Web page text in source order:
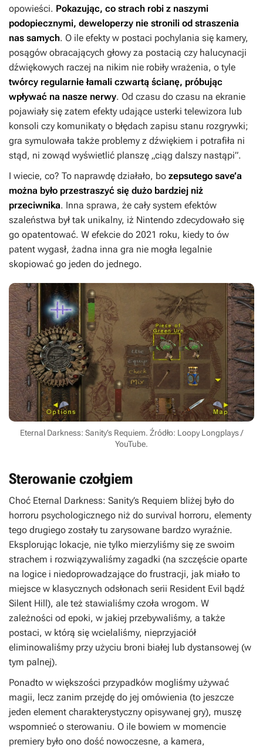
opowieści. Pokazując, co strach robi z naszymi
podopiecznymi, deweloperzy nie stronili od straszenia
nas samych. O ile efekty w postaci pochylania się kamery,
posągów obracających głowy za postacią czy halucynacji
dźwiękowych raczej na nikim nie robiły wrażenia, o tyle
twórcy regularnie łamali czwartą ścianę, próbując
wpływać na nasze nerwy. Od czasu do czasu na ekranie
pojawiały się zatem efekty udające usterki telewizora lub
konsoli czy komunikaty o błędach zapisu stanu rozgrywki;
gra symulowała także problemy z dźwiękiem i potrafiła ni
stąd, ni zowąd wyświetlić planszę „ciąg dalszy nastąpi”.
I wiecie, co? To naprawdę działało, bo zepsutego save’a
można było przestraszyć się dużo bardziej niż
przeciwnika. Inna sprawa, że cały system efektów
szaleństwa był tak unikalny, iż Nintendo zdecydowało się
go opatentować. W efekcie do 2021 roku, kiedy to ów
patent wygasł, żadna inna gra nie mogła legalnie
skopiować go jeden do jednego.
Eternal Darkness: Sanity’s Requiem. Źródło: Loopy Longplays /
YouTube.
Sterowanie czołgiem
Choć Eternal Darkness: Sanity’s Requiem bliżej było do
horroru psychologicznego niż do survival horroru, elementy
tego drugiego zostały tu zarysowane bardzo wyraźnie.
Eksplorując lokacje, nie tylko mierzyliśmy się ze swoim
strachem i rozwiązywaliśmy zagadki (na szczęście oparte
na logice i niedoprowadzające do frustracji, jak miało to
miejsce w klasycznych odsłonach serii Resident Evil bądź
Silent Hill), ale też stawialiśmy czoła wrogom. W
zależności od epoki, w jakiej przebywaliśmy, a także
postaci, w którą się wcielaliśmy, nieprzyjaciół
eliminowaliśmy przy użyciu broni białej lub dystansowej (w
tym palnej).
Ponadto w większości przypadków mogliśmy używać
magii, lecz zanim przejdę do jej omówienia (to jeszcze
jeden element charakterystyczny opisywanej gry), muszę
wspomnieć o sterowaniu. O ile bowiem w momencie
premiery było ono dość nowoczesne, a kamera,